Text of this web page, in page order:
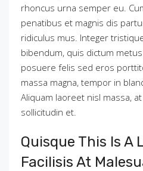
rhoncus urna semper eu.
penatibus et magnis dis
ridiculus mus. Integer
bibendum, quis dictum
posuere felis sed eros
massa magna, tempor in
Aliquam laoreet nisl massa,
sollicitudin et.
Quisque This Is A
Facilisis At